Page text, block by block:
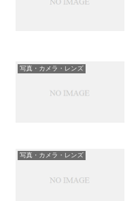
写真・カメラ・レンズ
写真・カメラ・レンズ